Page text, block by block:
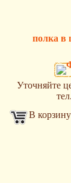
полка в
Уточняйте
В корзину